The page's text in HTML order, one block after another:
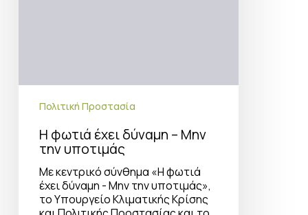
Πολιτική Προστασία
Η φωτιά έχει δύναμη – Μην
την υποτιμάς
Με κεντρικό σύνθημα «Η φωτιά
έχει δύναμη - Μην την υποτιμάς»,
το Υπουργείο Κλιματικής Κρίσης